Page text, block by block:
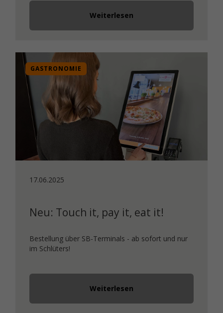
Weiterlesen
GASTRONOMIE
17.06.2025
Neu: Touch it, pay it, eat it!
Bestellung über SB-Terminals - ab sofort und nur
im Schlüters!
Weiterlesen